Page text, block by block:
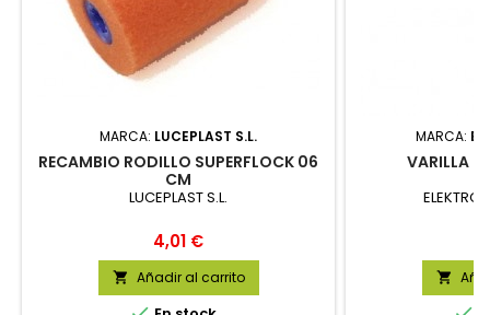
MARCA: LUCEPLAST S.L.
RECAMBIO RODILLO SUPERFLOCK 06
CM
LUCEPLAST S.L.
Precio
4,01 €
 Añadir al carrito
MARCA:
VARILLA
